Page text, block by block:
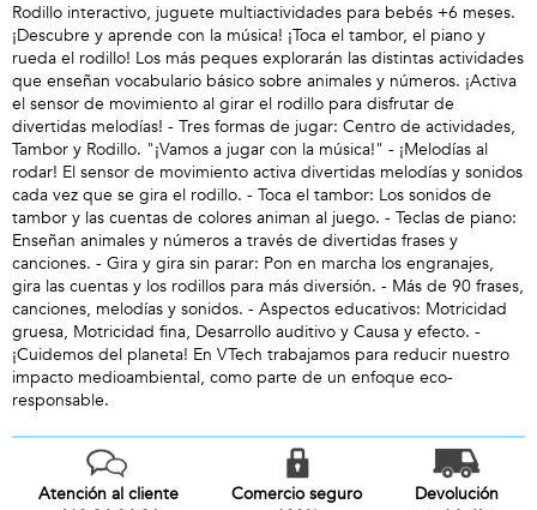
Rodillo interactivo, juguete multiactividades para bebés +6 meses.
¡Descubre y aprende con la música! ¡Toca el tambor, el piano y
rueda el rodillo! Los más peques explorarán las distintas actividades
que enseñan vocabulario básico sobre animales y números. ¡Activa
el sensor de movimiento al girar el rodillo para disfrutar de
divertidas melodías! - Tres formas de jugar: Centro de actividades,
Tambor y Rodillo. "¡Vamos a jugar con la música!" - ¡Melodías al
rodar! El sensor de movimiento activa divertidas melodías y sonidos
cada vez que se gira el rodillo. - Toca el tambor: Los sonidos de
tambor y las cuentas de colores animan al juego. - Teclas de piano:
Enseñan animales y números a través de divertidas frases y
canciones. - Gira y gira sin parar: Pon en marcha los engranajes,
gira las cuentas y los rodillos para más diversión. - Más de 90 frases,
canciones, melodías y sonidos. - Aspectos educativos: Motricidad
gruesa, Motricidad fina, Desarrollo auditivo y Causa y efecto. -
¡Cuidemos del planeta! En VTech trabajamos para reducir nuestro
impacto medioambiental, como parte de un enfoque eco-
responsable.
Atención al cliente
Comercio seguro
Devolución